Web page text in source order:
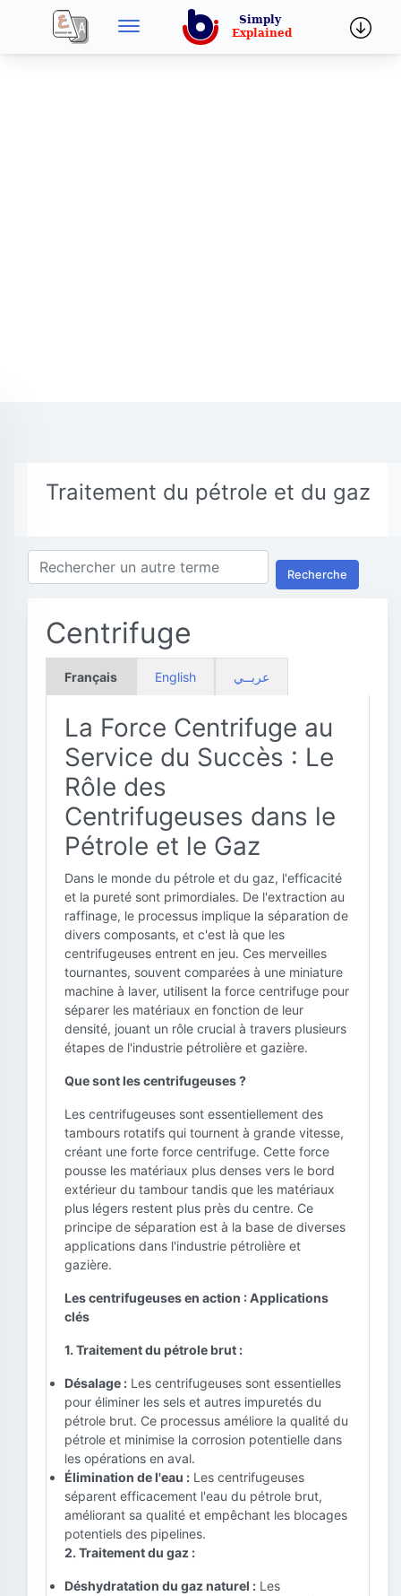
Traitement du pétrole et du gaz
Recherche
Centrifuge
Français English عربــي
La Force Centrifuge au
Service du Succès : Le
Rôle des
Centrifugeuses dans le
Pétrole et le Gaz
Dans le monde du pétrole et du gaz, l'efficacité
et la pureté sont primordiales. De l'extraction au
raffinage, le processus implique la séparation de
divers composants, et c'est là que les
centrifugeuses entrent en jeu. Ces merveilles
tournantes, souvent comparées à une miniature
machine à laver, utilisent la force centrifuge pour
séparer les matériaux en fonction de leur
densité, jouant un rôle crucial à travers plusieurs
étapes de l'industrie pétrolière et gazière.
Que sont les centrifugeuses ?
Les centrifugeuses sont essentiellement des
tambours rotatifs qui tournent à grande vitesse,
créant une forte force centrifuge. Cette force
pousse les matériaux plus denses vers le bord
extérieur du tambour tandis que les matériaux
plus légers restent plus près du centre. Ce
principe de séparation est à la base de diverses
applications dans l'industrie pétrolière et
gazière.
Les centrifugeuses en action : Applications
clés
1. Traitement du pétrole brut :
Désalage : Les centrifugeuses sont essentielles
pour éliminer les sels et autres impuretés du
pétrole brut. Ce processus améliore la qualité du
pétrole et minimise la corrosion potentielle dans
les opérations en aval.
Élimination de l'eau : Les centrifugeuses
séparent efficacement l'eau du pétrole brut,
améliorant sa qualité et empêchant les blocages
potentiels des pipelines.
2. Traitement du gaz :
Déshydratation du gaz naturel : Les